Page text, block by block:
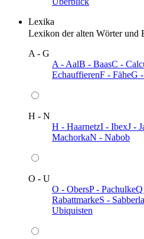
Lexika
Lexikon der alten Wörter und
A - G
A - AalB - BaasC -
EchauffierenF - FäheG
H - N
H - HaarnetzI - IbexJ -
MachorkaN - Nabob
O - U
O - ObersP - PachulkeQ
RabattmarkeS -
Ubiquisten